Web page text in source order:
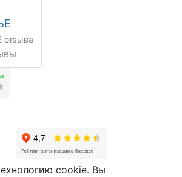
отзыва
cookie. Вы